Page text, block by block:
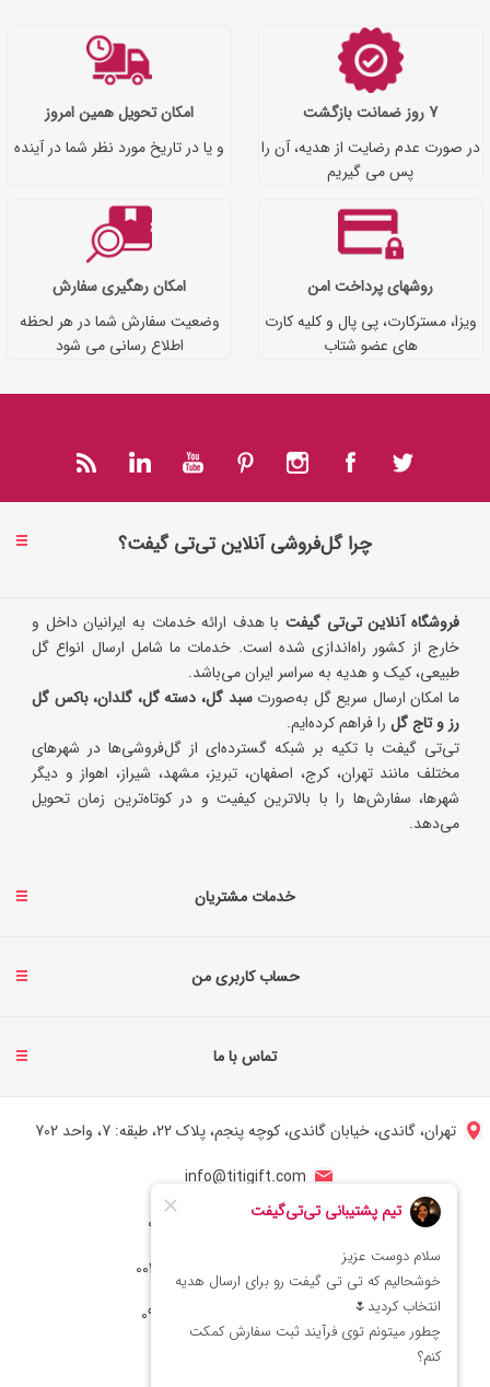
7 روز ضمانت بازگشت
در صورت عدم رضایت از هدیه، آن را
پس می گیریم
امکان تحویل همین امروز
و یا در تاریخ مورد نظر شما در آینده
روشهای پرداخت امن
ویزا، مسترکارت، پی پال و کلیه کارت
های عضو شتاب
امکان رهگیری سفارش
وضعیت سفارش شما در هر لحظه
اطلاع رسانی می شود
چرا گل‌فروشی آنلاین تی‌تی گیفت؟
فروشگاه آنلاین تی‌تی گیفتبا هدف ارائه خدمات به ایرانیان داخل و
خارج از کشور راه‌اندازی شده است. خدمات ما شامل ارسال انواع گل
طبیعی، کیک و هدیه به سراسر ایران می‌باشد.
ما امکان ارسال سریع گل به‌صورتسبد گل، دسته گل، گلدان، باکس گل
رز و تاج گل را فراهم کرده‌ایم.
تی‌تی گیفت با تکیه بر شبکه گسترده‌ای از گل‌فروشی‌ها در شهرهای
مختلف مانند تهران، کرج، اصفهان، تبریز، مشهد، شیراز، اهواز و دیگر
شهرها، سفارش‌ها را با بالاترین کیفیت و در کوتاه‌ترین زمان تحویل
می‌دهد.
خدمات مشتریان
حساب کاربری من
تماس با ما
تهران، گاندی، خیابان گاندی، کوچه پنجم، پلاک 22، طبقه: 7، واحد 702
info@titigift.com
شماره تماس ایران: 02166066403
شماره تماس آمریکا: 0014088054942